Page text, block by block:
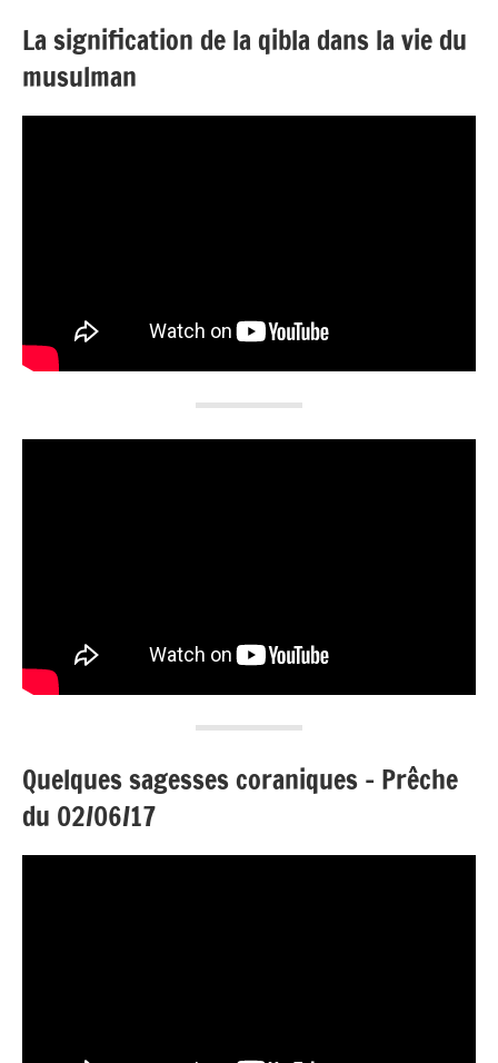
La signification de la qibla dans la vie du
musulman
Quelques sagesses coraniques – Prêche
du 02/06/17